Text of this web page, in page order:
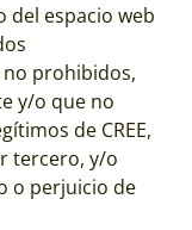
del espacio web
prohibidos,
y/o que no
de CREE,
tercero, y/o
o perjuicio de